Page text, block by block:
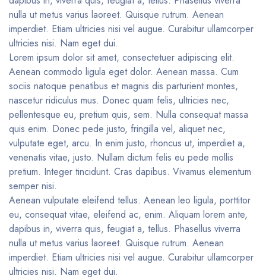
nulla ut metus varius laoreet. Quisque rutrum. Aenean
imperdiet. Etiam ultricies nisi vel augue. Curabitur ullamcorper
ultricies nisi. Nam eget dui.
Lorem ipsum dolor sit amet, consectetuer adipiscing elit.
Aenean commodo ligula eget dolor. Aenean massa. Cum
sociis natoque penatibus et magnis dis parturient montes,
nascetur ridiculus mus. Donec quam felis, ultricies nec,
pellentesque eu, pretium quis, sem. Nulla consequat massa
quis enim. Donec pede justo, fringilla vel, aliquet nec,
vulputate eget, arcu. In enim justo, rhoncus ut, imperdiet a,
venenatis vitae, justo. Nullam dictum felis eu pede mollis
pretium. Integer tincidunt. Cras dapibus. Vivamus elementum
semper nisi.
Aenean vulputate eleifend tellus. Aenean leo ligula, porttitor
eu, consequat vitae, eleifend ac, enim. Aliquam lorem ante,
dapibus in, viverra quis, feugiat a, tellus. Phasellus viverra
nulla ut metus varius laoreet. Quisque rutrum. Aenean
imperdiet. Etiam ultricies nisi vel augue. Curabitur ullamcorper
ultricies nisi. Nam eget dui.